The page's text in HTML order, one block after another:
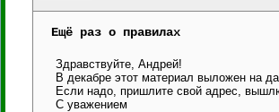
Ещё раз о правилах
Здравствуйте, Андрей!
В декабре этот материал выложен на
Если надо, пришлите свой адрес,
С уважением